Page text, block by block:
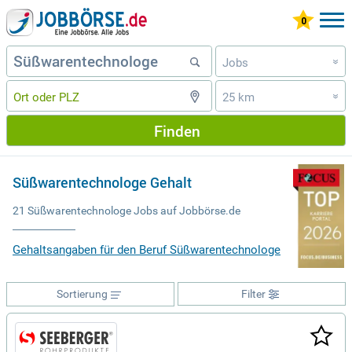
Jobs »
25 km »
Finden
Süßwarentechnologe Gehalt
21 Süßwarentechnologe Jobs auf Jobbörse.de
Gehaltsangaben für den Beruf Süßwarentechnologe
Filter
Sortierung